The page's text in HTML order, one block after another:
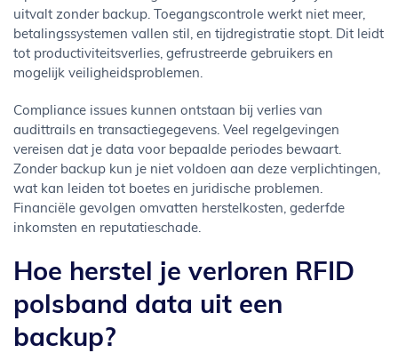
uitvalt zonder backup. Toegangscontrole werkt niet meer,
betalingssystemen vallen stil, en tijdregistratie stopt. Dit leidt
tot productiviteitsverlies, gefrustreerde gebruikers en
mogelijk veiligheidsproblemen.
Compliance issues kunnen ontstaan bij verlies van
audittrails en transactiegegevens. Veel regelgevingen
vereisen dat je data voor bepaalde periodes bewaart.
Zonder backup kun je niet voldoen aan deze verplichtingen,
wat kan leiden tot boetes en juridische problemen.
Financiële gevolgen omvatten herstelkosten, gederfde
inkomsten en reputatieschade.
Hoe herstel je verloren RFID
polsband data uit een
backup?